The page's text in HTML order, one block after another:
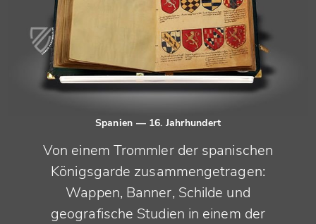
Spanien — 16. Jahrhundert
Von einem Trommler der spanischen
Königsgarde zusammengetragen:
Wappen, Banner, Schilde und
geografische Studien in einem der